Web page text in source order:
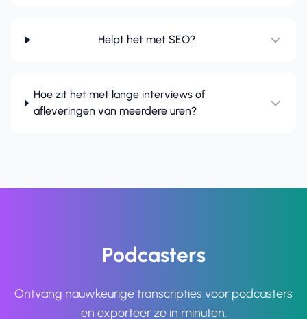
Helpt het met SEO?
Hoe zit het met lange interviews of
afleveringen van meerdere uren?
Podcasters
Ontvang nauwkeurige transcripties voor podcasters
en exporteer ze in minuten.